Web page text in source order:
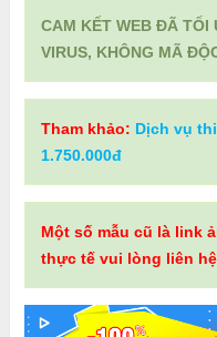
CAM KẾT WEB ĐÃ TỐI
VIRUS, KHÔNG MÃ
Tham khảo: Dịch vụ
1.750.000đ
Một số mẫu cũ là link
thực tế vui lòng liên